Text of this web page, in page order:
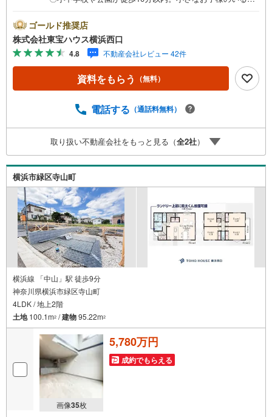
など室内設備も充実しておりますーーーーYahoo！ 不動産
キャンペーン対象店舗ーーーー当店で物件を成約するとPa
yPayボーナスライトがもらえる「Yahoo！ 不動産 物件ご
成約キャンペーン」の対象になります。「資料をもらう」
「見学予約をする」ボタンからお問い合わせください。※必
ずYahoo！ JAPAN IDでログインしてください。※PayPay
与日から60日です。ーーーーーーーーーーーーーーーーー
り、実際の適用金利は融資実行時のものとなります。金利
情勢により表記の返済額と異なる場合があります。ーーー
ーーーーーーーーーーーーーーーーーーーーーー
ゴールド推奨店
株式会社東宝ハウス横浜西口
4.8 不動産会社レビュー 42件
資料をもらう （無料）
電話する （通話料無料）
取り扱い不動産会社をもっと見る（全2社）
横浜市緑区寺山町
横浜線 「中山」駅 徒歩9分
神奈川県横浜市緑区寺山町
4LDK / 地上2階
土地100.1m2 /建物95.22m2
画像35枚
5,780万円
成約でもらえる